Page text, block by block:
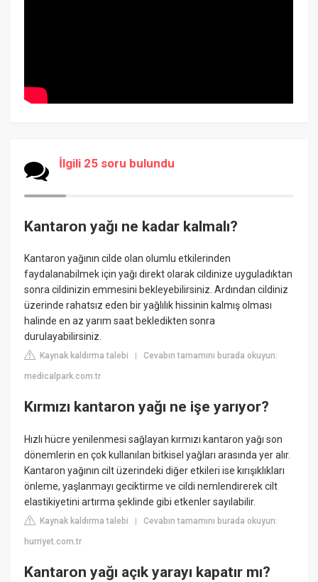
İlgili 25 soru bulundu
Kantaron yağı ne kadar kalmalı?
Kantaron yağının cilde olan olumlu etkilerinden
faydalanabilmek için yağı direkt olarak cildinize uyguladıktan
sonra cildinizin emmesini bekleyebilirsiniz. Ardından cildiniz
üzerinde rahatsız eden bir yağlılık hissinin kalmış olması
halinde en az yarım saat bekledikten sonra
durulayabilirsiniz.
Kaynak kaldırma talebi |Cevabın tamamını burada okuyun:
medicalpark.com.tr
Kırmızı kantaron yağı ne işe yarıyor?
Hızlı hücre yenilenmesi sağlayan kırmızı kantaron yağı son
dönemlerin en çok kullanılan bitkisel yağları arasında yer alır.
Kantaron yağının cilt üzerindeki diğer etkileri ise kırışıklıkları
önleme, yaşlanmayı geciktirme ve cildi nemlendirerek cilt
elastikiyetini artırma şeklinde gibi etkenler sayılabilir.
Kaynak kaldırma talebi |Cevabın tamamını burada okuyun:
hurriyet.com.tr
Kantaron yağı açık yarayı kapatır mı?